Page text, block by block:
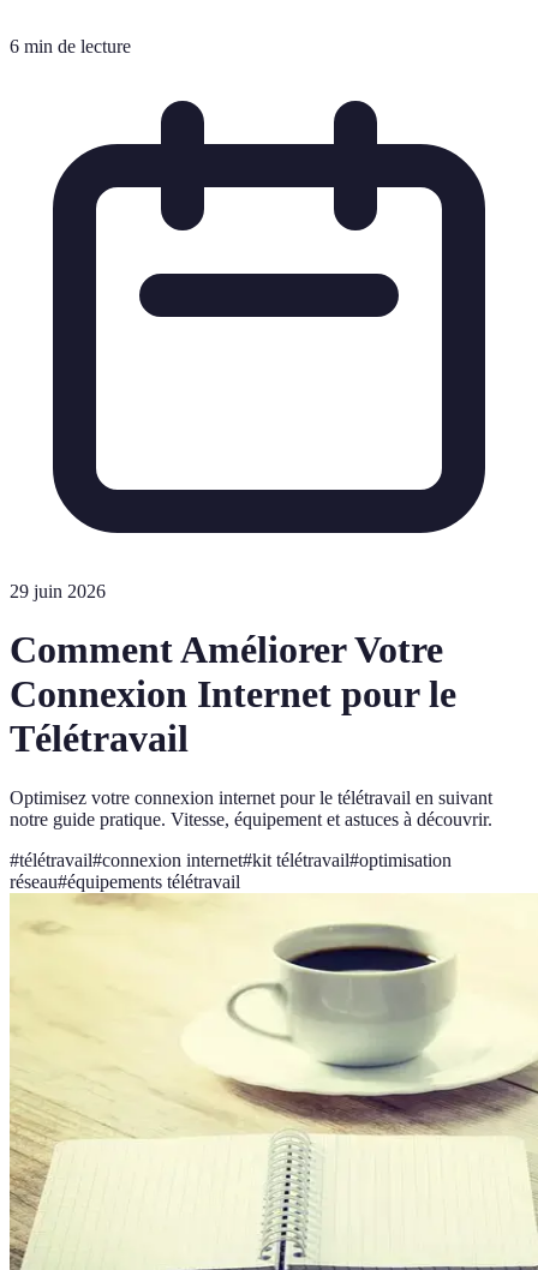
6 min de lecture
29 juin 2026
Comment Améliorer Votre
Connexion Internet pour le
Télétravail
Optimisez votre connexion internet pour le télétravail en suivant
notre guide pratique. Vitesse, équipement et astuces à découvrir.
#télétravail#connexion internet#kit télétravail#optimisation
réseau#équipements télétravail